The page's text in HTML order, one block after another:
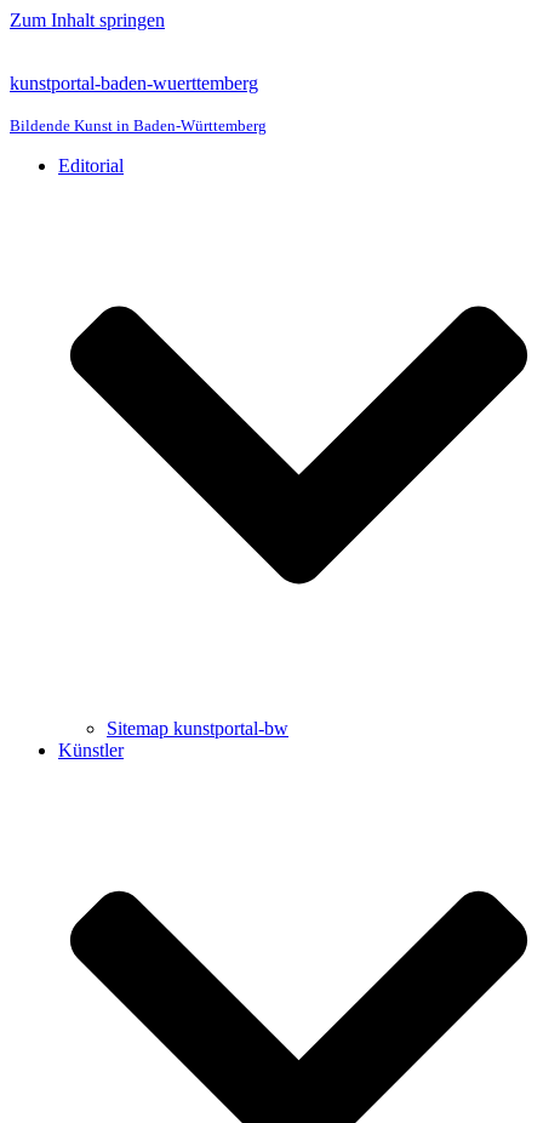
Zum Inhalt springen
kunstportal-baden-wuerttemberg
Bildende Kunst in Baden-Württemberg
Editorial
Sitemap kunstportal-bw
Künstler